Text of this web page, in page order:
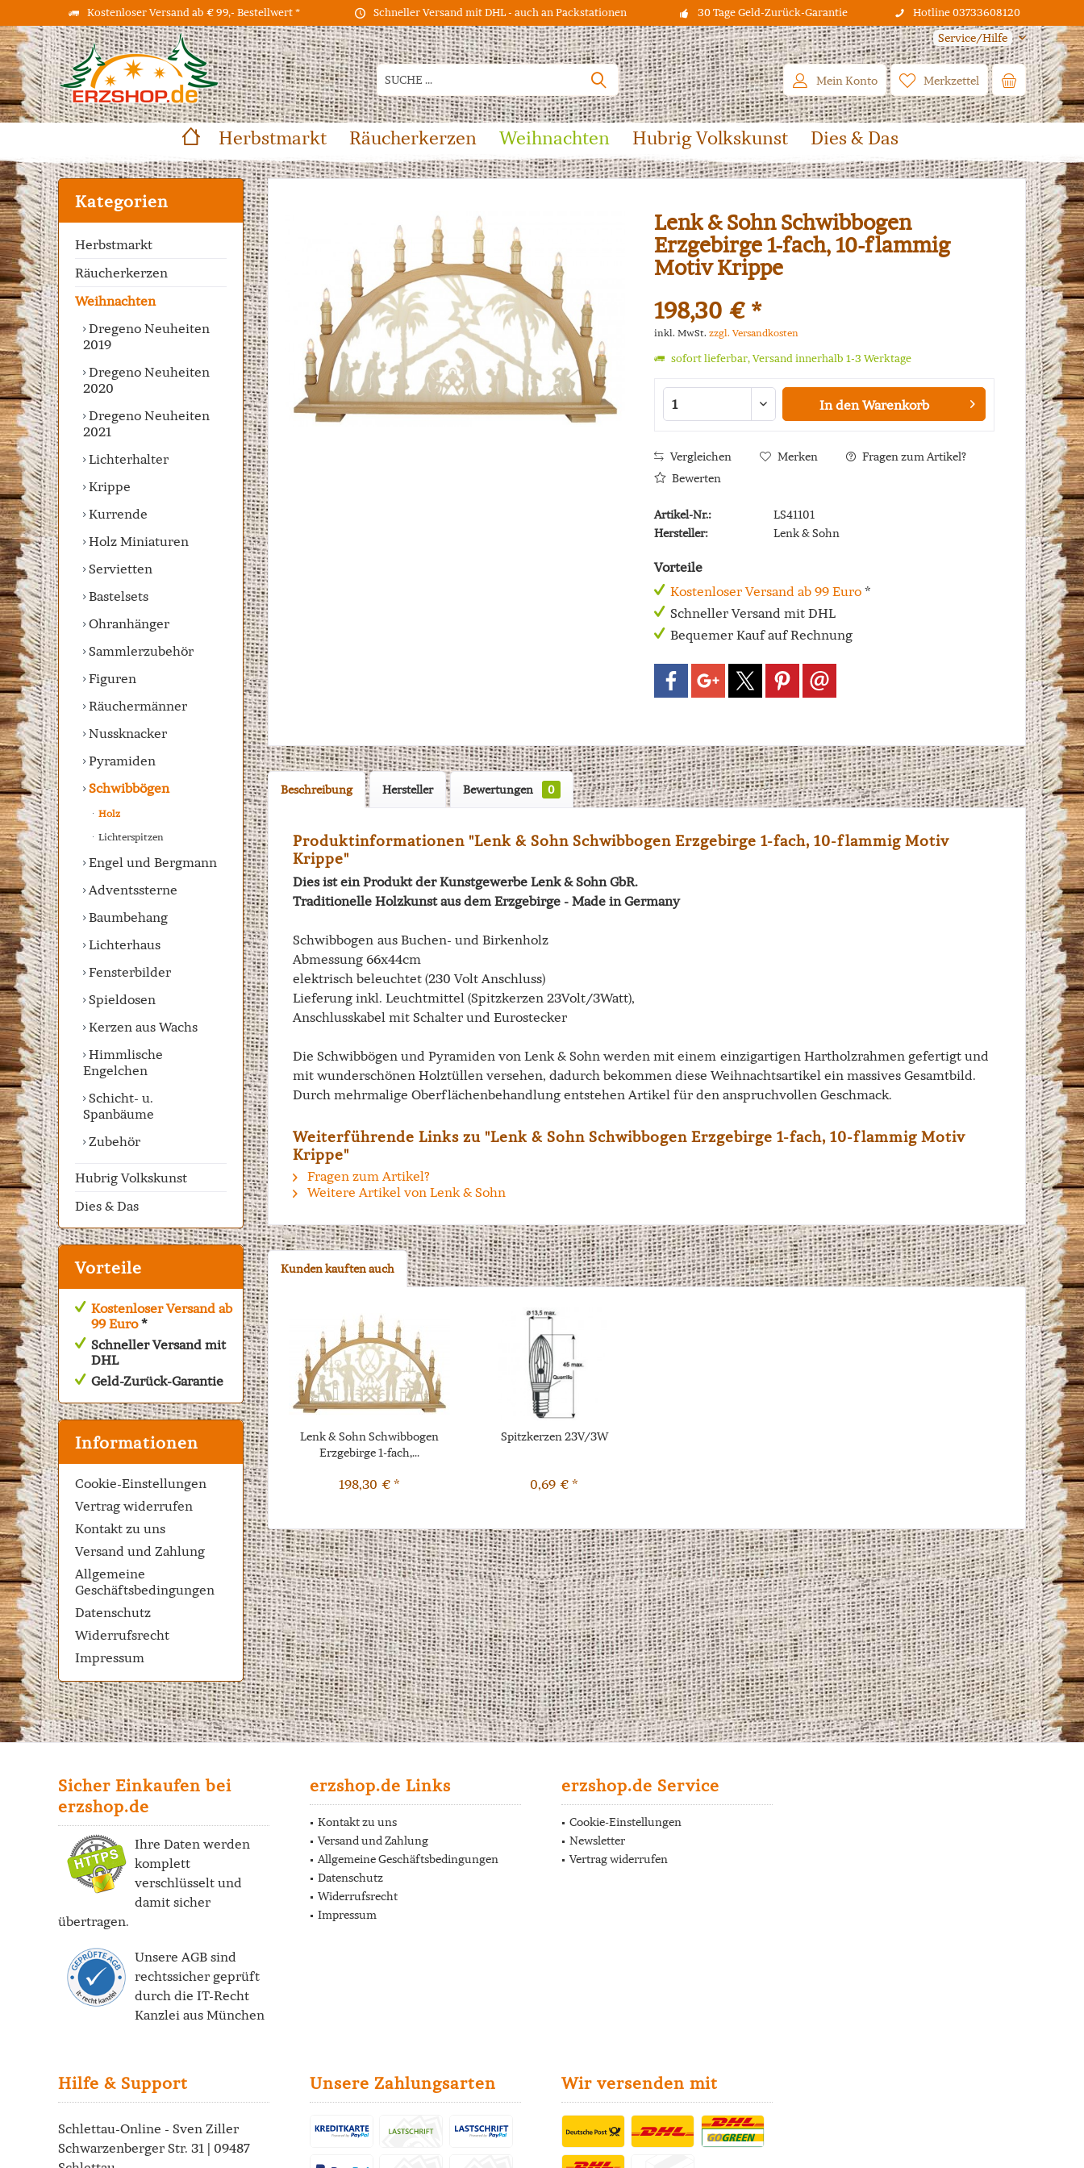
Kostenloser Versand ab € 99,- Bestellwert * Schneller Versand mit DHL - auch an Packstationen 30 Tage Geld-Zurück-Garantie Hotline 03733608120
Service/Hilfe
Merkzettel
Mein Konto
Herbstmarkt Räucherkerzen Weihnachten Hubrig Volkskunst Dies & Das
Kategorien
Herbstmarkt
Räucherkerzen
Weihnachten
Dregeno Neuheiten
2019
Dregeno Neuheiten
2020
Dregeno Neuheiten
2021
Lichterhalter
Krippe
Kurrende
Holz Miniaturen
Servietten
Bastelsets
Ohranhänger
Sammlerzubehör
Figuren
Räuchermänner
Nussknacker
Pyramiden
Schwibbögen
Holz
Lichterspitzen
Engel und Bergmann
Adventssterne
Baumbehang
Lichterhaus
Fensterbilder
Spieldosen
Kerzen aus Wachs
Himmlische
Engelchen
Schicht- u.
Spanbäume
Zubehör
Hubrig Volkskunst
Dies & Das
Vorteile
Kostenloser Versand ab
99 Euro*
Schneller Versand mit
DHL
Geld-Zurück-Garantie
Informationen
Cookie-Einstellungen
Vertrag widerrufen
Kontakt zu uns
Versand und Zahlung
Allgemeine
Geschäftsbedingungen
Datenschutz
Widerrufsrecht
Impressum
Lenk & Sohn Schwibbogen
Erzgebirge 1-fach, 10-flammig
Motiv Krippe
198,30 € *
inkl. MwSt. zzgl. Versandkosten
sofort lieferbar, Versand innerhalb 1-3 Werktage
In den Warenkorb
Vergleichen Merken
Fragen zum Artikel?
Bewerten
Artikel-Nr.:
LS41101
Hersteller:
Lenk & Sohn
Vorteile
Kostenloser Versand ab 99 Euro*
Schneller Versand mit DHL
Bequemer Kauf auf Rechnung
Beschreibung Hersteller Bewertungen 0
Produktinformationen "Lenk & Sohn Schwibbogen Erzgebirge 1-fach, 10-flammig Motiv
Krippe"
Dies ist ein Produkt der Kunstgewerbe Lenk & Sohn GbR.
Traditionelle Holzkunst aus dem Erzgebirge - Made in Germany
Schwibbogen aus Buchen- und Birkenholz
Abmessung 66x44cm
elektrisch beleuchtet (230 Volt Anschluss)
Lieferung inkl. Leuchtmittel (Spitzkerzen 23Volt/3Watt),
Anschlusskabel mit Schalter und Eurostecker
Die Schwibbögen und Pyramiden von Lenk & Sohn werden mit einem einzigartigen Hartholzrahmen gefertigt und
mit wunderschönen Holztüllen versehen, dadurch bekommen diese Weihnachtsartikel ein massives Gesamtbild.
Durch mehrmalige Oberflächenbehandlung entstehen Artikel für den anspruchvollen Geschmack.
Weiterführende Links zu "Lenk & Sohn Schwibbogen Erzgebirge 1-fach, 10-flammig Motiv
Krippe"
Fragen zum Artikel?
Weitere Artikel von Lenk & Sohn
Kunden kauften auch
Lenk & Sohn Schwibbogen
Erzgebirge 1-fach,...
198,30 € *
Spitzkerzen 23V/3W
0,69 € *
Sicher Einkaufen bei
erzshop.de
Ihre Daten werden
komplett
verschlüsselt und
damit sicher
übertragen.
Unsere AGB sind
rechtssicher geprüft
durch die IT-Recht
Kanzlei aus München
erzshop.de Links
Kontakt zu uns
Versand und Zahlung
Allgemeine Geschäftsbedingungen
Datenschutz
Widerrufsrecht
Impressum
erzshop.de Service
Cookie-Einstellungen
Newsletter
Vertrag widerrufen
Hilfe & Support
Schlettau-Online - Sven Ziller
Schwarzenberger Str. 31 | 09487
Unsere Zahlungsarten Wir versenden mit